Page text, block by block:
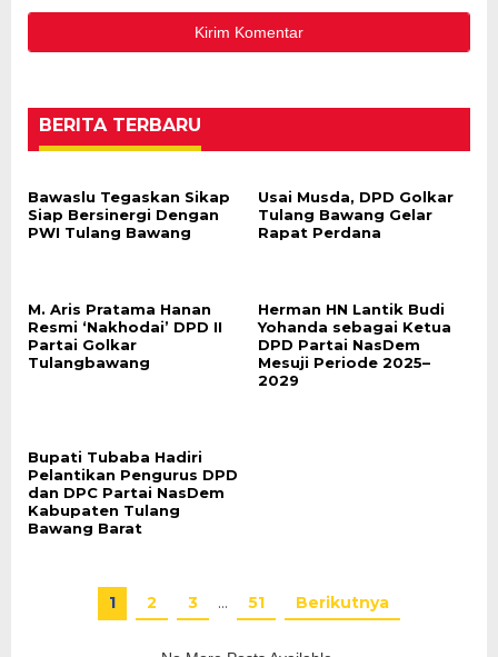
BERITA TERBARU
Bawaslu Tegaskan Sikap
Siap Bersinergi Dengan
PWI Tulang Bawang
Usai Musda, DPD Golkar
Tulang Bawang Gelar
Rapat Perdana
M. Aris Pratama Hanan
Resmi ‘Nakhodai’ DPD II
Partai Golkar
Tulangbawang
Herman HN Lantik Budi
Yohanda sebagai Ketua
DPD Partai NasDem
Mesuji Periode 2025–
2029
Bupati Tubaba Hadiri
Pelantikan Pengurus DPD
dan DPC Partai NasDem
Kabupaten Tulang
Bawang Barat
1 2 3 … 51 Berikutnya